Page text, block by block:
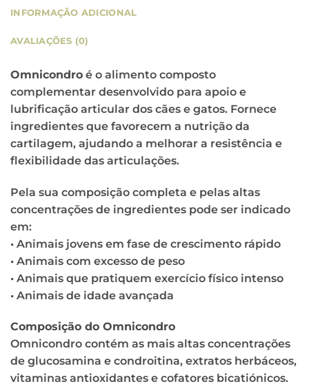
INFORMAÇÃO ADICIONAL
AVALIAÇÕES (0)
Omnicondro é o alimento composto
complementar desenvolvido para apoio e
lubrificação articular dos cães e gatos. Fornece
ingredientes que favorecem a nutrição da
cartilagem, ajudando a melhorar a resistência e
flexibilidade das articulações.
Pela sua composição completa e pelas altas
concentrações de ingredientes pode ser indicado
em:
• Animais jovens em fase de crescimento rápido
• Animais com excesso de peso
• Animais que pratiquem exercício físico intenso
• Animais de idade avançada
Composição do Omnicondro
Omnicondro contém as mais altas concentrações
de glucosamina e condroitina, extratos herbáceos,
vitaminas antioxidantes e cofatores bicatiónicos.